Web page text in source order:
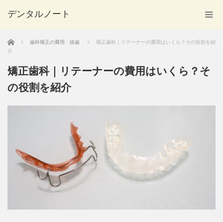
デンタルノート
ホーム 歯科矯正の費用・抜歯
矯正歯科｜リテーナーの費用はいくら？その役割を紹
介
矯正歯科｜リテーナーの費用はいくら？そ
の役割を紹介